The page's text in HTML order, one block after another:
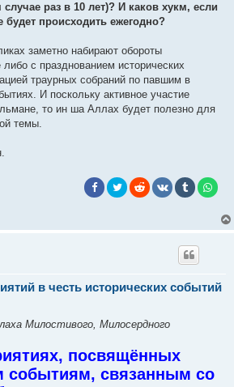
раз в 10 лет)? И каков хукм, если
происходить ежегодно?
заметно набирают обороты
с празднованием исторических
траурных собраний по павшим в
И поскольку активное участие
то ин ша Аллах будет полезно для
темы.
в честь исторических событий
Милостивого, Милосердного
посвящённых
событиям, связанным со